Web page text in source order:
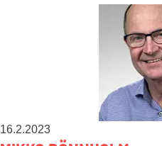
16.2.2023